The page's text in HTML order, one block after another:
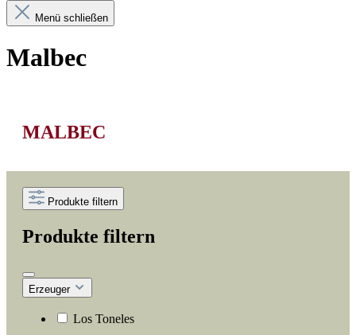
Menü schließen
Malbec
MALBEC
Produkte filtern
Produkte filtern
Erzeuger
Los Toneles